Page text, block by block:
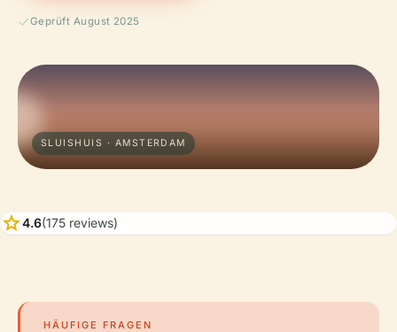
Geprüft August 2025
SLUISHUIS · AMSTERDAM
star4.6(175 reviews)
HÄUFIGE FRAGEN